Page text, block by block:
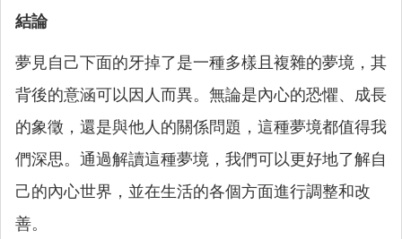
結論
夢見自己下面的牙掉了是一種多樣且複雜的夢境，其
背後的意涵可以因人而異。無論是內心的恐懼、成長
的象徵，還是與他人的關係問題，這種夢境都值得我
們深思。通過解讀這種夢境，我們可以更好地了解自
己的內心世界，並在生活的各個方面進行調整和改
善。